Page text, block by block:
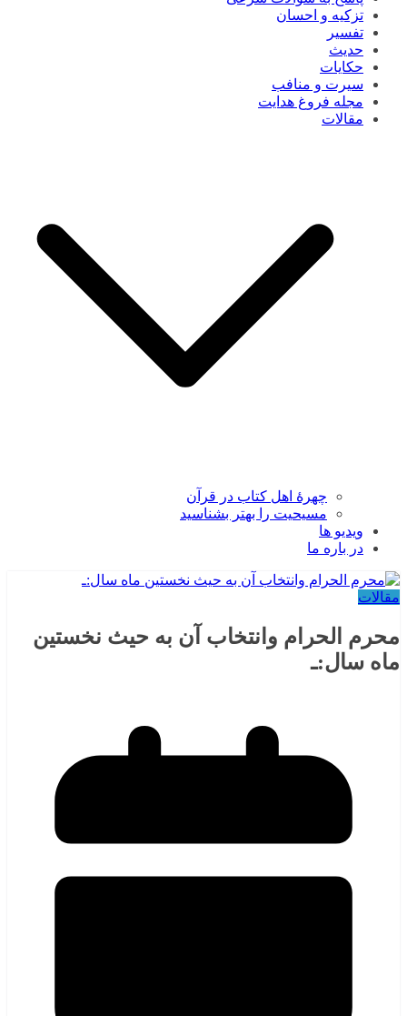
تزکیه و احسان
تفسیر
حدیث
حکایات
سیرت و منافب
مجله فروغ هدایت
مقالات
چهرۀ اهل کتاب در قرآن
مسیحیت را بهتر بشناسید
ویدیو ها
در باره ما
مقالات
محرم الحرام وانتخاب آن به حیث نخستین
ماه سال:ـ